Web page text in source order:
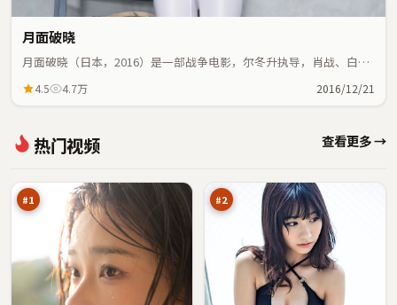
月面破晓
月面破晓（日本，2016）是一部战争电影，尔冬升执导，肖战、白宇
4.5 4.7万 2016/12/21
热门视频 查看更多 →
#1
空
追 97
#2